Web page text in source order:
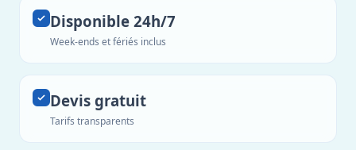
Disponible 24h/7
Week-ends et fériés inclus
Devis gratuit
Tarifs transparents